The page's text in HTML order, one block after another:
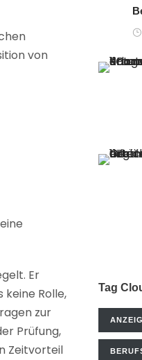
von
Er
Rolle,
zur
Prüfung,
Zeitvorteil
Tag